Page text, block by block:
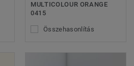
MULTICOLOUR ORANGE
0415
Összehasonlítás